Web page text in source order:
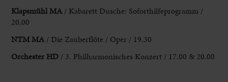
Klapsmühl MA / Kabarett Dusche: Soforthilfeprogramm /
20.00
NTM MA / Die Zauberflöte / Oper / 19.30
Orchester HD / 3. Philharmonisches Konzert / 17.00 & 20.00